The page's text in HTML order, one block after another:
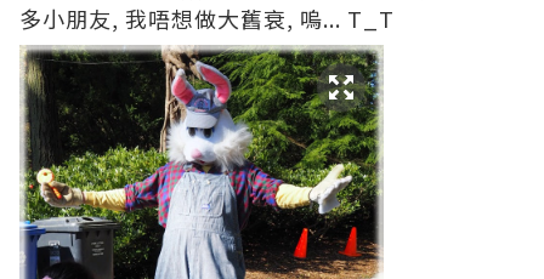
多小朋友, 我唔想做大舊衰, 嗚... T_T